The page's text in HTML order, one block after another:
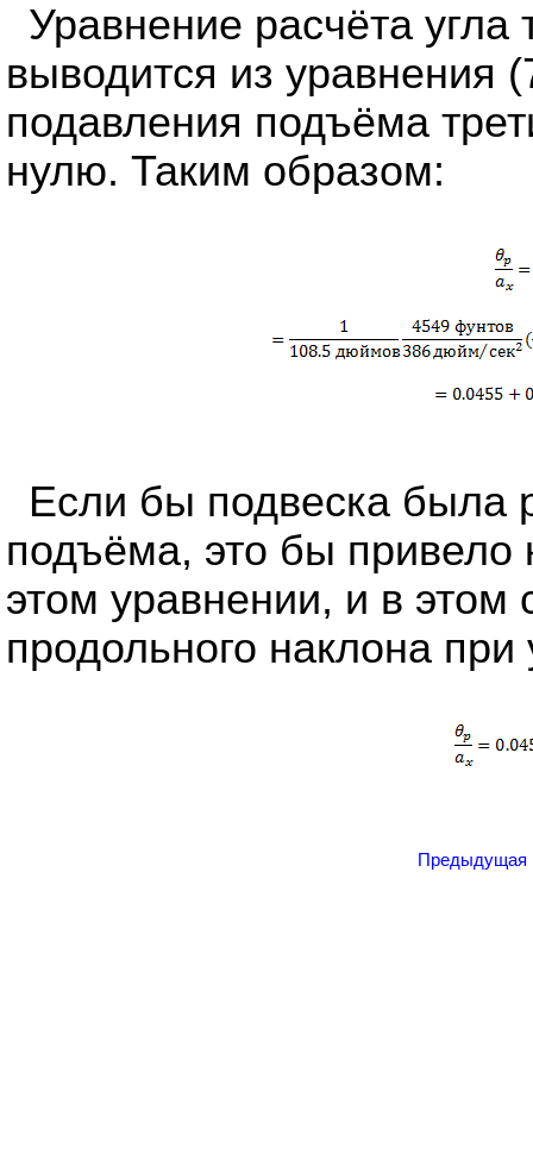
Уравнение расчёта
выводится из уравнения
подавления подъёма
нулю. Таким образом:
Если бы подвеска была
подъёма, это бы привело
этом уравнении, и в этом
продольного наклона при
Предыдущая